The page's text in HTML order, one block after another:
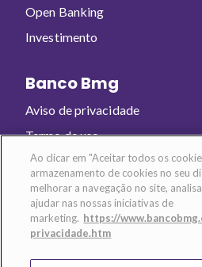
Open Banking
Investimento
Banco Bmg
Aviso de privacidade
Termo de uso
Baixe o app e abra sua conta!
Ao clicar em "Aceitar todos os
armazenamento de cookies no seu
melhorar a navegação no site,
ajudar nas nossas iniciativas de
marketing. https://
privacidade.htm